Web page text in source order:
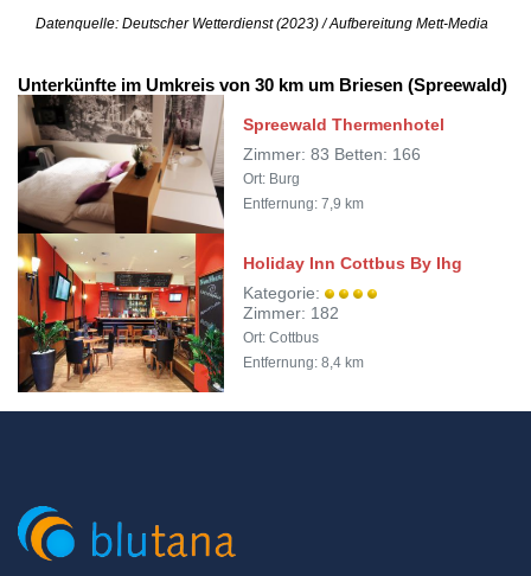
Datenquelle: Deutscher Wetterdienst (2023) / Aufbereitung Mett-Media
Unterkünfte im Umkreis von 30 km um Briesen (Spreewald)
Spreewald Thermenhotel
Zimmer: 83 Betten: 166
Ort: Burg
Entfernung: 7,9 km
Holiday Inn Cottbus By Ihg
Kategorie:
Zimmer: 182
Ort: Cottbus
Entfernung: 8,4 km